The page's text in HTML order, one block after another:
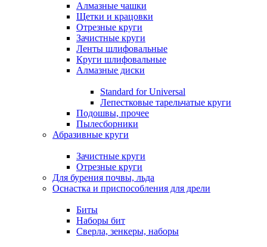
Алмазные чашки
Щетки и крацовки
Отрезные круги
Зачистные круги
Ленты шлифовальные
Круги шлифовальные
Алмазные диски
Standard for Universal
Лепестковые тарельчатые круги
Подошвы, прочее
Пылесборники
Абразивные круги
Зачистные круги
Отрезные круги
Для бурения почвы, льда
Оснастка и приспособления для дрели
Биты
Наборы бит
Сверла, зенкеры, наборы